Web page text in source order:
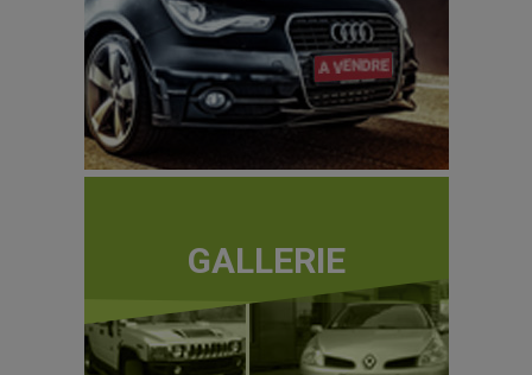
GALLERIE